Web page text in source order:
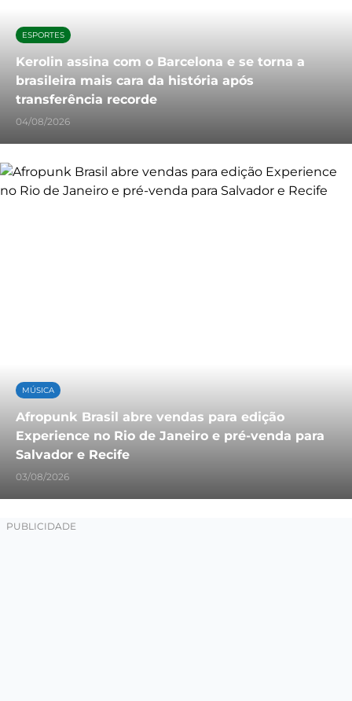
ESPORTES
Kerolin assina com o Barcelona e se torna a
brasileira mais cara da história após
transferência recorde
04/08/2026
MÚSICA
Afropunk Brasil abre vendas para edição
Experience no Rio de Janeiro e pré-venda para
Salvador e Recife
03/08/2026